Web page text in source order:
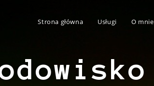
Strona główna Usługi O mnie